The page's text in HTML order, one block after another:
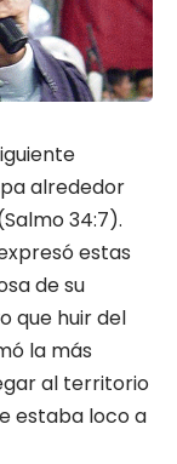
alrededor
34:7).
estas
de su
que huir del
la más
al territorio
estaba loco a